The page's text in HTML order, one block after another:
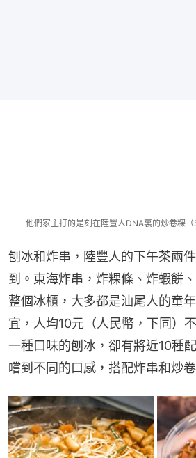
他們家主打的是刻在陸豐人DNA裏的炒卷粿（
刨冰和炸串，陸豐人的下午茶兩
到。東海炸串，炸粿條、炸蝦餅
整個冰櫃，大多都是汕尾人的童
宜，人均10元（人民幣，下同）
一種口味的刨冰，卻有將近10種
嚐到不同的口感，搭配炸串和炒